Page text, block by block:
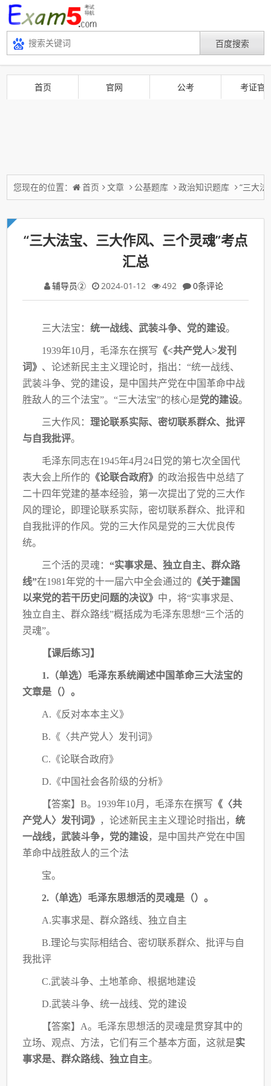
首页 官网 公考 考证官
您现在的位置： 首页 文章 公基题库 政治知识题库 “三大
“三大法宝、三大作风、三个灵魂”考点
汇总
辅导员② 2024-01-12 492 0条评论
三大法宝：统一战线、武装斗争、党的建设。
1939年10月，毛泽东在撰写 《<共产党人>发刊
词》 、论述新民主主义理论时，指出：“统一战线、
武装斗争、党的建设，是中国共产党在中国革命中战
胜敌人的三个法宝”。“三大法宝”的核心是党的建设。
三大作风：理论联系实际、密切联系群众、批评
与自我批评。
毛泽东同志在1945年4月24日党的第七次全国代
表大会上所作的 《论联合政府》 的政治报告中总结了
二十四年党建的基本经验，第一次提出了党的三大作
风的理论，即理论联系实际，密切联系群众、批评和
自我批评的作风。党的三大作风是党的三大优良传
统。
三个活的灵魂：“实事求是、独立自主、群众路
线”在1981年党的十一届六中全会通过的 《关于建国
以来党的若干历史问题的决议》 中，将“实事求是、
独立自主、群众路线”概括成为毛泽东思想“三个活的
灵魂”。
【课后练习】
1.（单选）毛泽东系统阐述中国革命三大法宝的
文章是（）。
A.《反对本本主义》
B.《〈共产党人〉发刊词》
C.《论联合政府》
D.《中国社会各阶级的分析》
【答案】B。1939年10月，毛泽东在撰写 《〈共
产党人〉发刊词》
，论述新民主主义理论时指出，统
一战线，武装斗争，党的建设，是中国共产党在中国
革命中战胜敌人的三个法
宝。
2.（单选）毛泽东思想活的灵魂是（）。
A.实事求是、群众路线、独立自主
B.理论与实际相结合、密切联系群众、批评与自
我批评
C.武装斗争、土地革命、根据地建设
D.武装斗争、统一战线、党的建设
【答案】 A。毛泽东思想活的灵魂是贯穿其中的
立场、观点、方法，它们有三个基本方面，这就是实
事求是、群众路线、独立自主。